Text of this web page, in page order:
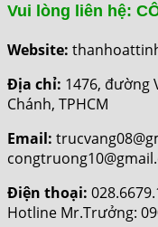
Vui lòng liên hệ:
Website:
Địa chỉ: 1476, đường
Chánh, TPHCM
Email:
Điện thoại:
Hotline Mr.Trưởng: